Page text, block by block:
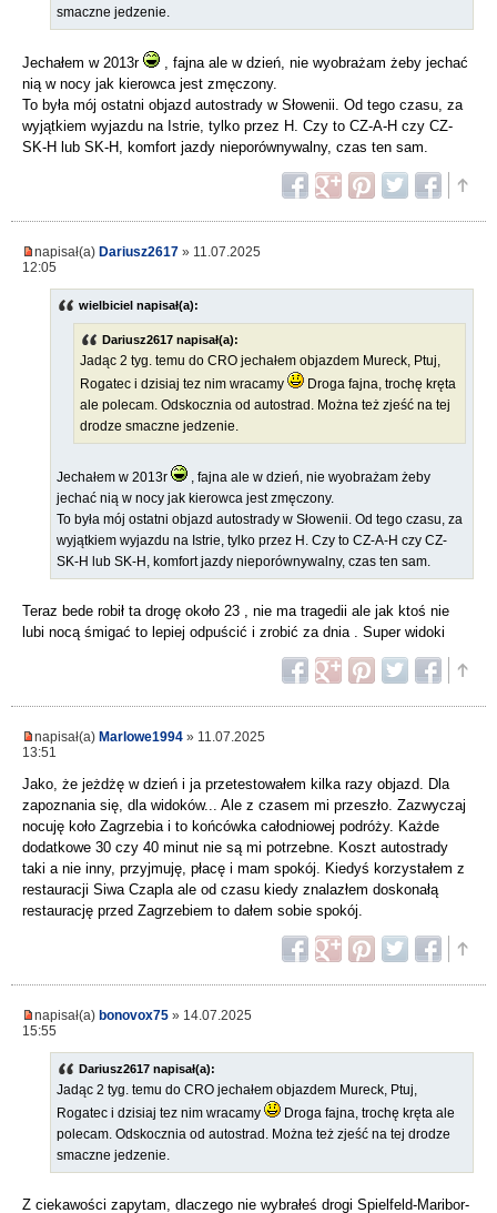
smaczne jedzenie.
Jechałem w 2013r
, fajna ale w dzień, nie wyobrażam żeby jechać
nią w nocy jak kierowca jest zmęczony.
To była mój ostatni objazd autostrady w Słowenii. Od tego czasu, za
wyjątkiem wyjazdu na Istrie, tylko przez H. Czy to CZ-A-H czy CZ-
SK-H lub SK-H, komfort jazdy nieporównywalny, czas ten sam.
napisał(a) Dariusz2617 » 11.07.2025
12:05
wielbiciel napisał(a):
Dariusz2617 napisał(a):
Jadąc 2 tyg. temu do CRO jechałem objazdem Mureck, Ptuj,
Rogatec i dzisiaj tez nim wracamy
Droga fajna, trochę kręta
ale polecam. Odskocznia od autostrad. Można też zjeść na tej
drodze smaczne jedzenie.
Jechałem w 2013r
, fajna ale w dzień, nie wyobrażam żeby
jechać nią w nocy jak kierowca jest zmęczony.
To była mój ostatni objazd autostrady w Słowenii. Od tego czasu, za
wyjątkiem wyjazdu na Istrie, tylko przez H. Czy to CZ-A-H czy CZ-
SK-H lub SK-H, komfort jazdy nieporównywalny, czas ten sam.
Teraz bede robił ta drogę około 23 , nie ma tragedii ale jak ktoś nie
lubi nocą śmigać to lepiej odpuścić i zrobić za dnia . Super widoki
napisał(a) Marlowe1994 » 11.07.2025
13:51
Jako, że jeżdżę w dzień i ja przetestowałem kilka razy objazd. Dla
zapoznania się, dla widoków... Ale z czasem mi przeszło. Zazwyczaj
nocuję koło Zagrzebia i to końcówka całodniowej podróży. Każde
dodatkowe 30 czy 40 minut nie są mi potrzebne. Koszt autostrady
taki a nie inny, przyjmuję, płacę i mam spokój. Kiedyś korzystałem z
restauracji Siwa Czapla ale od czasu kiedy znalazłem doskonałą
restaurację przed Zagrzebiem to dałem sobie spokój.
napisał(a) bonovox75 » 14.07.2025
15:55
Dariusz2617 napisał(a):
Jadąc 2 tyg. temu do CRO jechałem objazdem Mureck, Ptuj,
Rogatec i dzisiaj tez nim wracamy
Droga fajna, trochę kręta ale
polecam. Odskocznia od autostrad. Można też zjeść na tej drodze
smaczne jedzenie.
Z ciekawości zapytam, dlaczego nie wybrałeś drogi Spielfeld-Maribor-